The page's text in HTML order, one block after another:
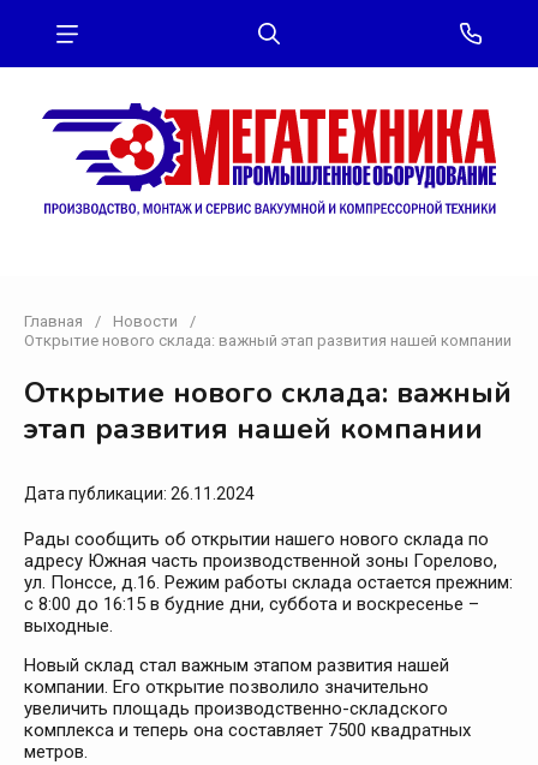
Главная / Новости
/
Открытие нового склада: важный этап развития нашей компании
Открытие нового склада: важный
этап развития нашей компании
Дата публикации: 26.11.2024
Рады сообщить об открытии нашего нового склада по
адресу Южная часть производственной зоны Горелово,
ул. Понссе, д.16. Режим работы склада остается прежним:
с 8:00 до 16:15 в будние дни, суббота и воскресенье –
выходные.
Новый склад стал важным этапом развития нашей
компании. Его открытие позволило значительно
увеличить площадь производственно-складского
комплекса и теперь она составляет 7500 квадратных
метров.